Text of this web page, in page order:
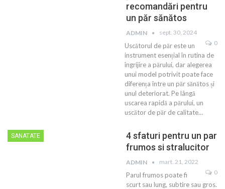
recomandări pentru
un păr sănătos
ADMIN
sept. 30, 2024
0
Uscătorul de păr este un
instrument esențial în rutina de
îngrijire a părului, dar alegerea
unui model potrivit poate face
diferența între un păr sănătos și
unul deteriorat. Pe lângă
uscarea rapidă a părului, un
uscător de păr de calitate…
SANATATE
4 sfaturi pentru un par
frumos si stralucitor
ADMIN
mart. 21, 2022
0
Parul frumos poate fi
scurt sau lung, subtire sau gros.